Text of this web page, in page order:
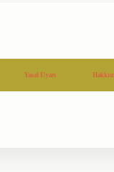
Yasal Uyarı